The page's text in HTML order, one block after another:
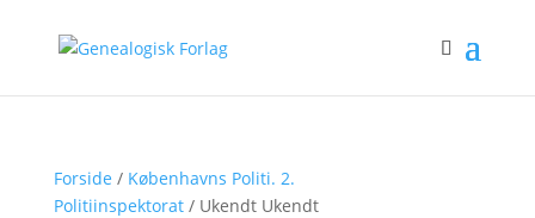
Forside / Københavns Politi. 2.
Politiinspektorat/ Ukendt Ukendt